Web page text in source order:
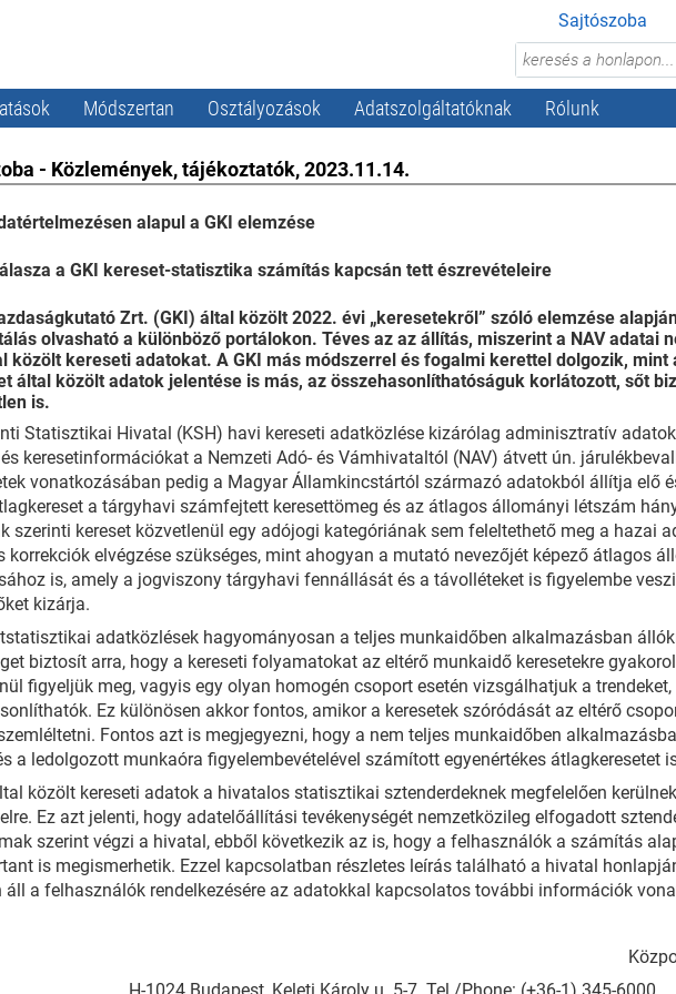
Sajtószoba
Módszertan Osztályozások Adatszolgáltatóknak Rólunk
- Közlemények, tájékoztatók, 2023.11.14.
alapul a GKI elemzése
a GKI kereset-statisztika számítás kapcsán tett észrevételeire
Zrt. (GKI) által közölt 2022. évi „keresetekről” szóló elemzése
olvasható a különböző portálokon. Téves az az állítás, miszerint a NAV adatai
közölt kereseti adatokat. A GKI más módszerrel és fogalmi kerettel dolgozik, mint
által közölt adatok jelentése is más, az összehasonlíthatóságuk korlátozott, sőt
is.
Statisztikai Hivatal (KSH) havi kereseti adatközlése kizárólag adminisztratív
keresetinformációkat a Nemzeti Adó- és Vámhivataltól (NAV) átvett ún.
vonatkozásában pedig a Magyar Államkincstártól származó adatokból állítja elő
a tárgyhavi számfejtett keresettömeg és az átlagos állományi létszám
szerinti kereset közvetlenül egy adójogi kategóriának sem feleltethető meg a hazai
korrekciók elvégzése szükséges, mint ahogyan a mutató nevezőjét képező átlagos
is, amely a jogviszony tárgyhavi fennállását és a távolléteket is figyelembe
kizárja.
adatközlések hagyományosan a teljes munkaidőben alkalmazásban
biztosít arra, hogy a kereseti folyamatokat az eltérő munkaidő keresetekre
figyeljük meg, vagyis egy olyan homogén csoport esetén vizsgálhatjuk a
Ez különösen akkor fontos, amikor a keresetek szóródását az eltérő
Fontos azt is megjegyezni, hogy a nem teljes munkaidőben
a ledolgozott munkaóra figyelembevételével számított egyenértékes átlagkeresetet
közölt kereseti adatok a hivatalos statisztikai sztenderdeknek megfelelően
Ez azt jelenti, hogy adatelőállítási tevékenységét nemzetközileg elfogadott
szerint végzi a hivatal, ebből következik az is, hogy a felhasználók a számítás
is megismerhetik. Ezzel kapcsolatban részletes leírás található a hivatal
áll a felhasználók rendelkezésére az adatokkal kapcsolatos további információk